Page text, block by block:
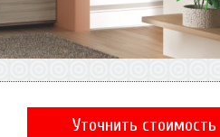
Уточнить стоимость